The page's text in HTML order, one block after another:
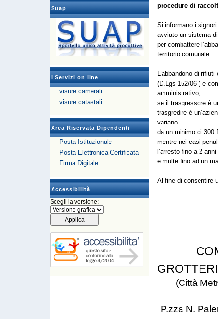
Suap
I Servizi on line
visure camerali
visure catastali
Area Riservata Dipendenti
Posta Istituzionale
Posta Elettronica Certificata
Firma Digitale
Accessibilità
Scegli la versione:
procedure di
Si informano i
avviato un sistema
per combattere
territorio comunale.
L’abbandono di
(D.Lgs 152/06 ) e
amministrativo,
se il trasgressore è
trasgredire è
variano
da un minimo di 300
mentre nei casi
l’arresto fino a 2 anni
e multe fino ad un
Al fine di consentire
(Città
P.zza N.